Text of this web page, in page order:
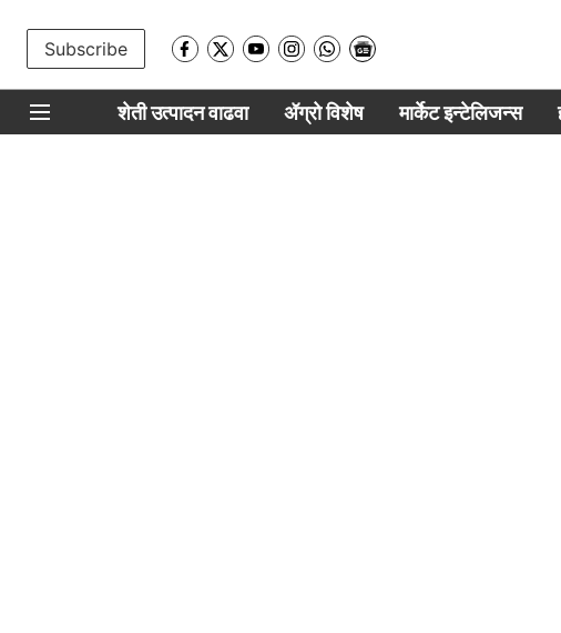
Subscribe
शेती उत्पादन वाढवा ॲग्रो विशेष मार्केट इन्टेलिजन्स